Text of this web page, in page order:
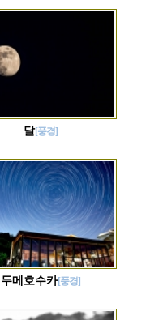
달[풍경]
두메호수카[풍경]